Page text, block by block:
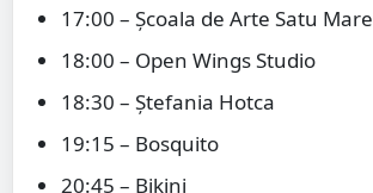
17:00 – Școala de Arte Satu Mare
18:00 – Open Wings Studio
18:30 – Ștefania Hotca
19:15 – Bosquito
20:45 – Bikini